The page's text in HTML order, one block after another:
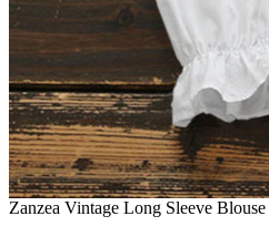
Zanzea Vintage Long Sleeve Blouse